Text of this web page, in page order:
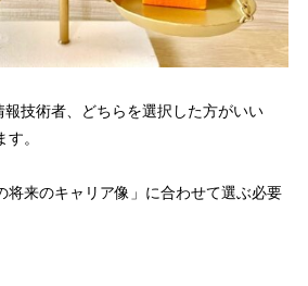
報技術者、どちらを選択した方がいい
。
将来のキャリア像 」に合わせて選ぶ必要